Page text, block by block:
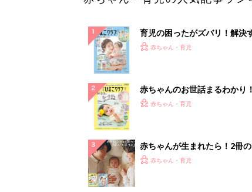
睡眠をあなたに。
PR（アイリスプラザ）
ランキングをもっと見る